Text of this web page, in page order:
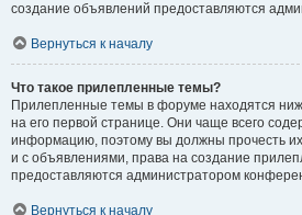
создание объявлений предоставляются
Вернуться к началу
Что такое прилепленные темы?
Прилепленные темы в форуме находятся
на его первой странице. Они чаще всего
информацию, поэтому вы должны прочесть их
и с объявлениями, права на создание
предоставляются администратором
Вернуться к началу